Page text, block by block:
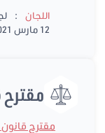
اللجان :
12 مارس 2021
مقترح
مقترح قانون عدد